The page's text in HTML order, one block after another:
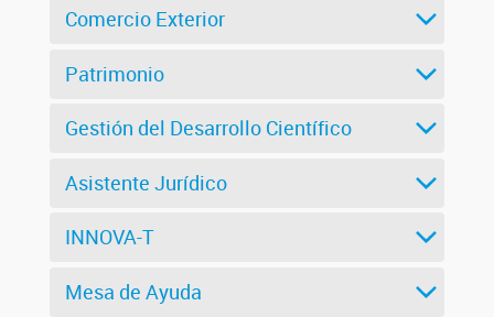
Comercio Exterior
Patrimonio
Gestión del Desarrollo Científico
Asistente Jurídico
INNOVA-T
Mesa de Ayuda